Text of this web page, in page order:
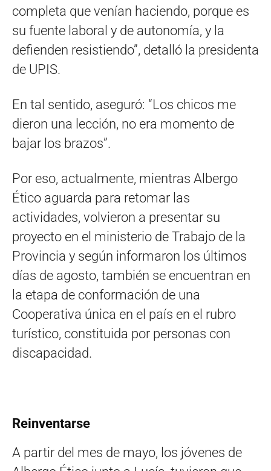
completa que venían haciendo, porque es
su fuente laboral y de autonomía, y la
defienden resistiendo”, detalló la presidenta
de UPIS.
En tal sentido, aseguró: “Los chicos me
dieron una lección, no era momento de
bajar los brazos”.
Por eso, actualmente, mientras Albergo
Ético aguarda para retomar las
actividades, volvieron a presentar su
proyecto en el ministerio de Trabajo de la
Provincia y según informaron los últimos
días de agosto, también se encuentran en
la etapa de conformación de una
Cooperativa única en el país en el rubro
turístico, constituida por personas con
discapacidad.
Reinventarse
A partir del mes de mayo, los jóvenes de